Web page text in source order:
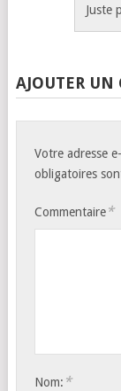
Juste
AJOUTER
Votre adresse
obligatoires
Commentaire*
Nom: *